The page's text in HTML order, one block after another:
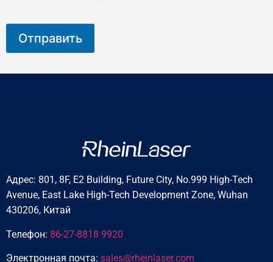
Отправить
Адрес: 801, 8F, E2 Building, Future City, No.999 High-Tech
Avenue, East Lake High-Tech Development Zone, Wuhan
430206, Китай
Телефон: 86-27-8818 9920
Электронная почта: sales@rheinlaser.com